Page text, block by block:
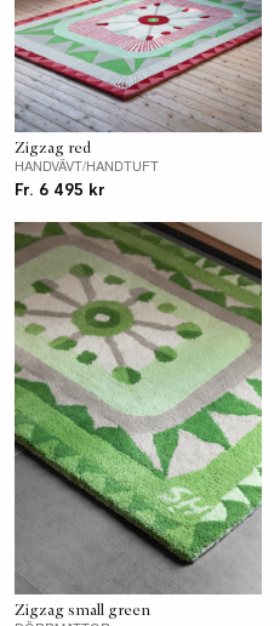
Zigzag red
HANDVÄVT/HANDTUFT
Fr. 6 495 kr
Zigzag small green